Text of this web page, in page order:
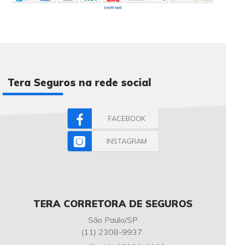
Tera Seguros na rede social
FACEBOOK
INSTAGRAM
TERA CORRETORA DE SEGUROS
São Paulo/SP
(11) 2308-9937